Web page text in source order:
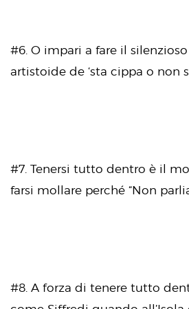
#6. O impari a fare il
artistoide de ‘sta cippa o non
#7. Tenersi tutto dentro è il
farsi mollare perché “Non
#8. A forza di tenere tutto